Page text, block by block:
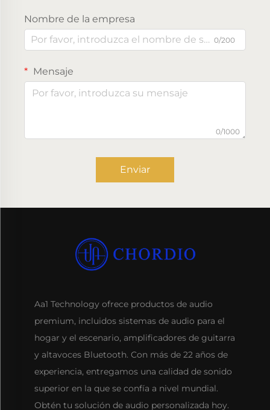
Nombre de la empresa
0/200
Mensaje
0/1000
Enviar
Aa1 Technology ofrece productos de audio
premium, incluidos sistemas de audio para el
hogar y el escenario, amplificadores de guitarra
y altavoces Bluetooth. Con más de 22 años de
experiencia, entregamos una calidad de sonido
superior en la que se confía a nivel mundial.
Obtén tu solución de audio personalizada hoy.